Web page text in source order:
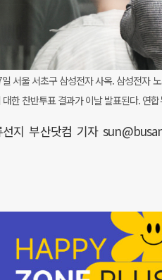
서울 서초구 삼성전자 사옥. 삼성전자
대한 찬반투표 결과가 이날 발표된다. 연
선지 부산닷컴 기자